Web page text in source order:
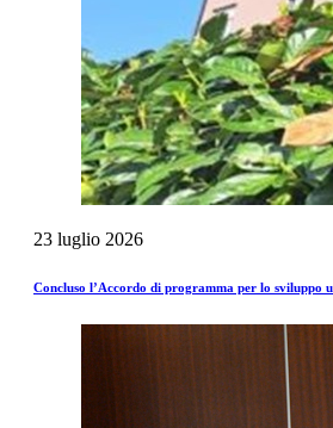
23 luglio 2026
Concluso l’Accordo di programma per lo sviluppo